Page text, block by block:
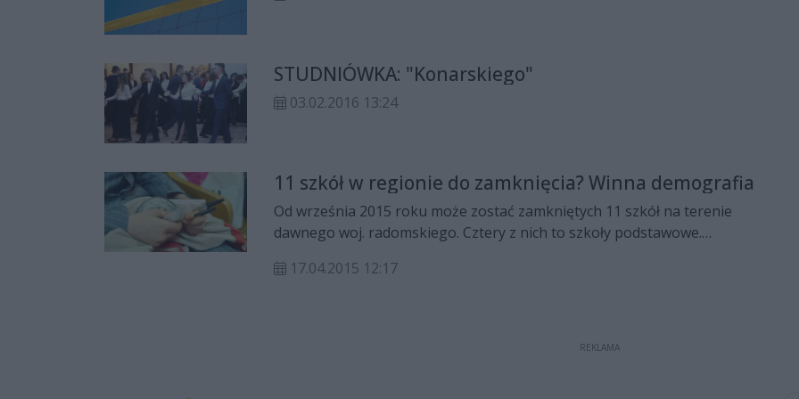
STUDNIÓWKA: "Konarskiego"
03.02.2016 13:24
11 szkół w regionie do zamknięcia? Winna demografia
Od września 2015 roku może zostać zamkniętych 11 szkół na terenie
dawnego woj. radomskiego. Cztery z nich to szkoły podstawowe.
17.04.2015 12:17
REKLAMA